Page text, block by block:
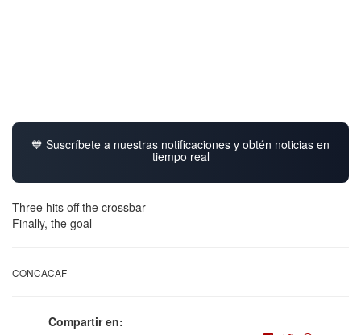
💙 Suscríbete a nuestras notificaciones y obtén noticias en
tiempo real
Three hits off the crossbar
Finally, the goal
CONCACAF
Compartir en: